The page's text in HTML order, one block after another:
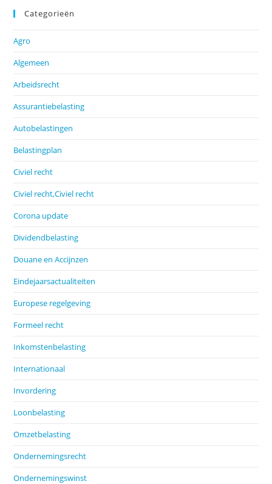
Categorieën
Agro
Algemeen
Arbeidsrecht
Assurantiebelasting
Autobelastingen
Belastingplan
Civiel recht
Civiel recht,Civiel recht
Corona update
Dividendbelasting
Douane en Accijnzen
Eindejaarsactualiteiten
Europese regelgeving
Formeel recht
Inkomstenbelasting
Internationaal
Invordering
Loonbelasting
Omzetbelasting
Ondernemingsrecht
Ondernemingswinst